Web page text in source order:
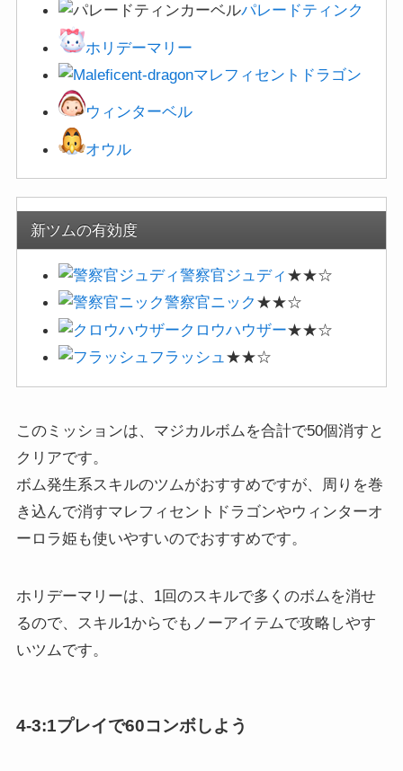
パレードティンク
ホリデーマリー
マレフィセントドラゴン
ウィンターベル
オウル
新ツムの有効度
警察官ジュディ ★★☆
警察官ニック ★★☆
クロウハウザー★★☆
フラッシュ★★☆
このミッションは、マジカルボムを合計で50個消すと
クリアです。
ボム発生系スキルのツムがおすすめですが、周りを巻
き込んで消すマレフィセントドラゴンやウィンターオ
ーロラ姫も使いやすいのでおすすめです。
ホリデーマリーは、1回のスキルで多くのボムを消せ
るので、スキル1からでもノーアイテムで攻略しやす
いツムです。
4-3:1プレイで60コンボしよう